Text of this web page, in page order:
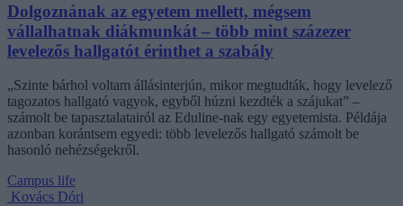
Dolgoznának az egyetem mellett, mégsem
vállalhatnak diákmunkát – több mint százezer
levelezős hallgatót érinthet a szabály
„Szinte bárhol voltam állásinterjún, mikor megtudták, hogy levelező
tagozatos hallgató vagyok, egyből húzni kezdték a szájukat” –
számolt be tapasztalatairól az Eduline-nak egy egyetemista. Példája
azonban korántsem egyedi: több levelezős hallgató számolt be
hasonló nehézségekről.
Campus life
Kovács Dóri